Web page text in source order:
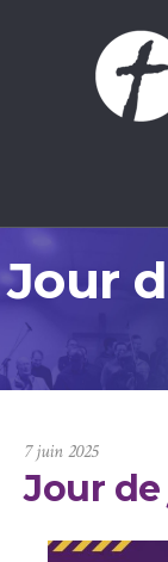
Jour
7 juin 2025
Jour